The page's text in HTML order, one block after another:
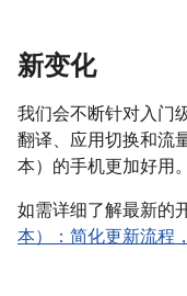
新变化
我们会不断针对入门
翻译、应用切换和流
本）的手机更加好用。
如需详细了解最新的
本）：简化更新流程